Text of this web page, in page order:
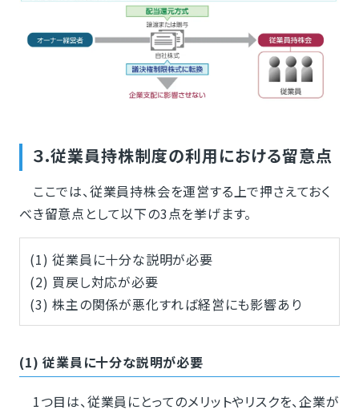
３.従業員持株制度の利用における留意点
ここでは、従業員持株会を運営する上で押さえておく
べき留意点として以下の3点を挙げます。
(1) 従業員に十分な説明が必要
(2) 買戻し対応が必要
(3) 株主の関係が悪化すれば経営にも影響あり
(1) 従業員に十分な説明が必要
1つ目は、従業員にとってのメリットやリスクを、企業が